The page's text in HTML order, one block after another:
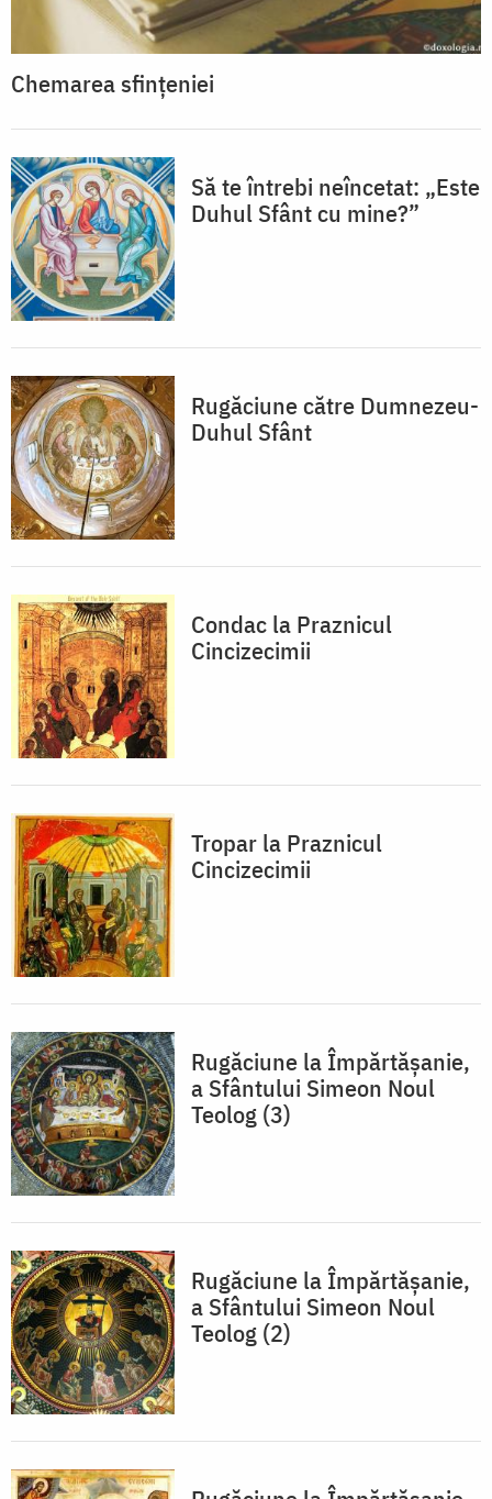
Chemarea sfințeniei
Să te întrebi neîncetat: „Este
Duhul Sfânt cu mine?”
Rugăciune către Dumnezeu-
Duhul Sfânt
Condac la Praznicul
Cincizecimii
Tropar la Praznicul
Cincizecimii
Rugăciune la Împărtăşanie,
a Sfântului Simeon Noul
Teolog (3)
Rugăciune la Împărtăşanie,
a Sfântului Simeon Noul
Teolog (2)​